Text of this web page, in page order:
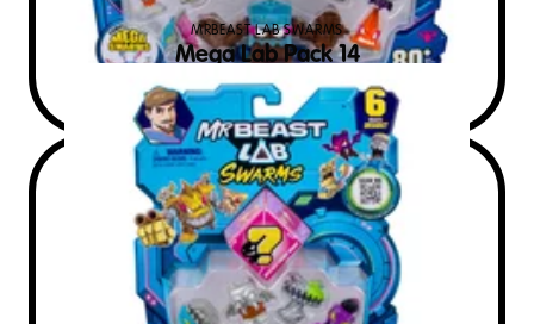
Mega Lab Pack 14
MRBEAST LAB SWARMS
$799PVS MXN